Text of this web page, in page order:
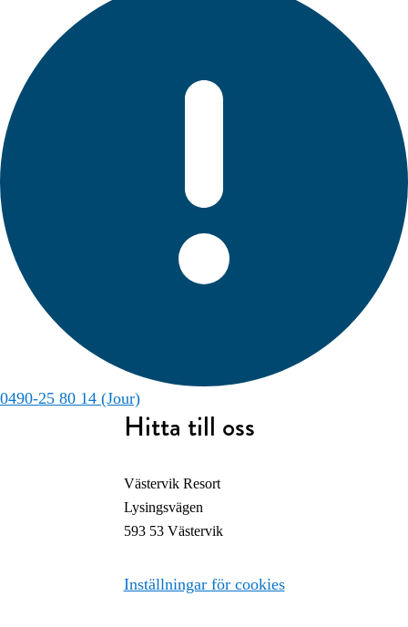
0490-25 80 14 (Jour)
Hitta till oss
Västervik Resort
Lysingsvägen
593 53 Västervik
Inställningar för cookies